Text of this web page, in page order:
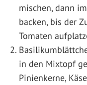
mischen, dann
backen, bis der
Tomaten
in den Mixtopf
Pinienkerne,